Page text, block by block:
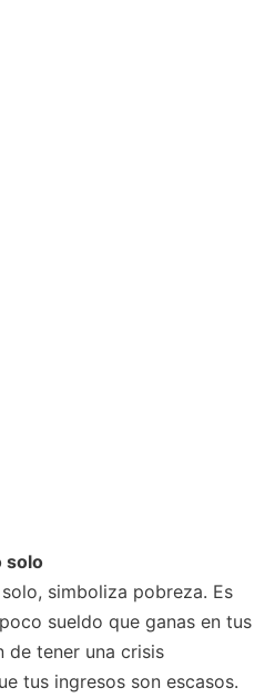
solo
simboliza pobreza. Es
sueldo que ganas en tus
de tener una crisis
tus ingresos son escasos.